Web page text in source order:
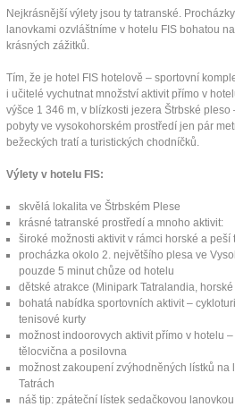
Nejkrásnější výlety jsou ty tatranské.
lanovkami ozvláštníme v hotelu FIS bohatou
krásných zážitků.
Tím, že je hotel FIS hotelově – sportovní
i učitelé vychutnat množství aktivit přímo v
výšce 1 346 m, v blízkosti jezera Štrbské
pobyty ve vysokohorském prostředí jen pár
bežeckých tratí a turistických chodníčků.
Výlety v hotelu FIS:
skvělá lokalita ve Štrbském Plese
krásné tatranské prostředí a mnoho aktivit:
široké možnosti aktivit v rámci horské a peší
procházka okolo 2. největšího plesa ve
pouzde 5 minut chůze od hotelu
dětské atrakce (Minipark Tatralandia,
bohatá nabídka sportovních aktivit –
tenisové kurty
možnost indoorovych aktivit přímo v hotelu
tělocvična a posilovna
možnost zakoupení zvýhodněných lístků na
Tatrách
náš tip: zpáteční lístek sedačkovou